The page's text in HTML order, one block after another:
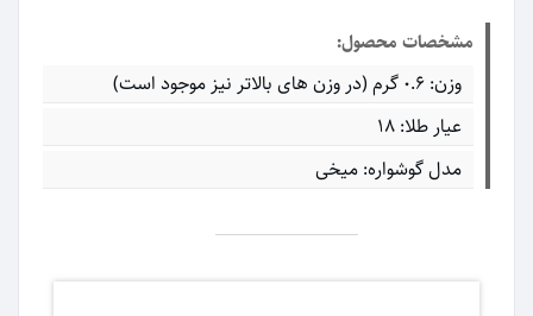
مشخصات محصول:
وزن: ۰.۶ گرم (در وزن های بالاتر نیز موجود است)
عیار طلا: ۱۸
مدل گوشواره: میخی